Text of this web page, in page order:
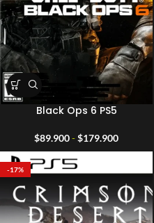
Black Ops 6 PS5
$89.900-$179.900Rango
de
desde
$89.900
hasta
$179.900
-17%